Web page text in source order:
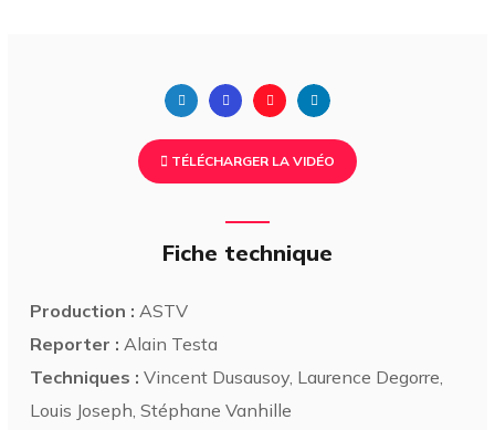
TÉLÉCHARGER LA VIDÉO
Fiche technique
Production : ASTV
Reporter : Alain Testa
Techniques : Vincent Dusausoy, Laurence Degorre,
Louis Joseph, Stéphane Vanhille